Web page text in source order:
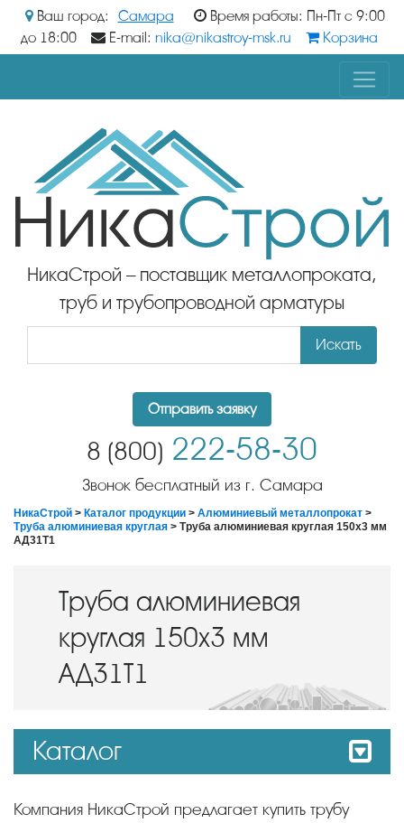
Ваш город: Самара
Время работы: Пн-Пт с 9:00
до 18:00
E-mail: nika@nikastroy-msk.ru Корзина
НикаСтрой – поставщик металлопроката,
труб и трубопроводной арматуры
Искать
Отправить заявку
8 (800) 222-58-30
Звонок бесплатный из г. Самара
НикаСтрой > Каталог продукции > Алюминиевый металлопрокат >
Труба алюминиевая круглая > Труба алюминиевая круглая 150х3 мм
АД31Т1
Труба алюминиевая
круглая 150х3 мм
АД31Т1
Каталог
Компания НикаСтрой предлагает купить трубу